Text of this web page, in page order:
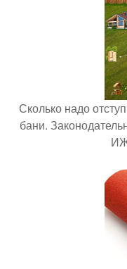
Сколько надо
бани.